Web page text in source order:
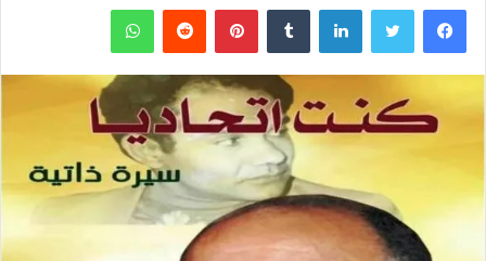
فيسبوك لينكدإن بينتيريست